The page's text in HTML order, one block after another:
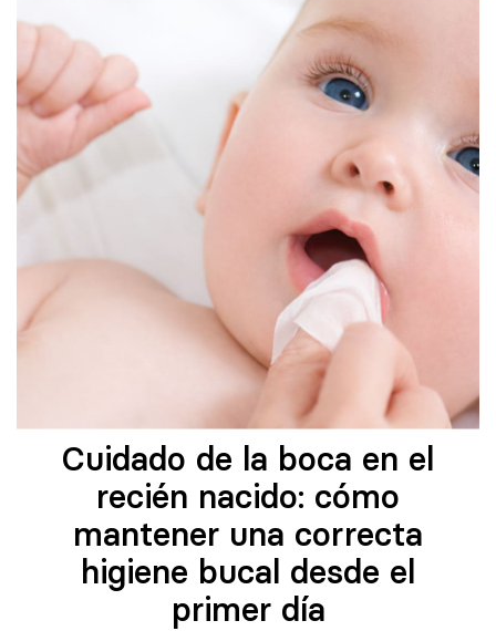
Cuidado de la boca en el
recién nacido: cómo
mantener una correcta
higiene bucal desde el
primer día